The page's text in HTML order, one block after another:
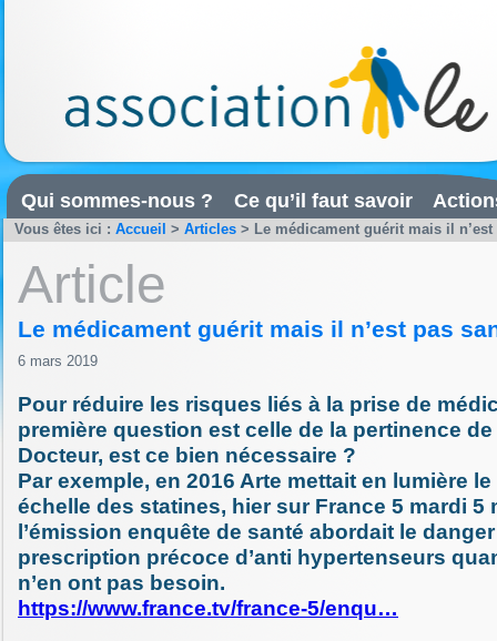
Qui sommes-nous ? Ce qu’il faut savoir
Vous êtes ici : Accueil > Articles > Le médicament guérit mais il
Article
Le médicament guérit mais il n’est pas
6 mars 2019
Pour réduire les risques liés à la prise de
première question est celle de la pertinence
Docteur, est ce bien nécessaire ?
Par exemple, en 2016 Arte mettait en lumière
échelle des statines, hier sur France 5 mardi 5
l’émission enquête de santé abordait le danger
prescription précoce d’anti hypertenseurs
n’en ont pas besoin.
https://www.france.tv/france-5/enqu…